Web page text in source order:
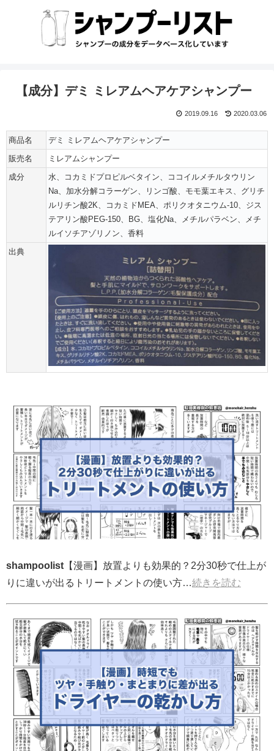
【成分】デミ ミレアムヘアケアシャンプー
2020.03.06
2019.09.16
商品名
デミ ミレアムヘアケアシャンプー
販売名
ミレアムシャンプー
成分
水、コカミドプロピルベタイン、ココイルメチルタウリン
Na、加水分解コラーゲン、リンゴ酸、モモ葉エキス、グリチ
ルリチン酸2K、コカミドMEA、ポリクオタニウム-10、ジス
テアリン酸PEG-150、BG、塩化Na、メチルパラベン、メチ
ルイソチアゾリノン、香料
出典
shampoolist 【漫画】放置よりも効果的？2分30秒で仕上が
りに違いが出るトリートメントの使い方…続きを読む